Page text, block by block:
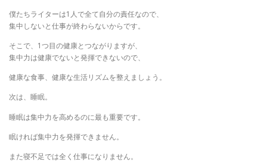
僕たちライターは1人で全て自分の責任なので、
集中しないと仕事が終わらないからです。
そこで、1つ目の健康とつながりますが、
集中力は健康でないと発揮できないので、
健康な食事、健康な生活リズムを整えましょう。
次は、睡眠。
睡眠は集中力を高めるのに最も重要です。
眠ければ集中力を発揮できません。
また寝不足では全く仕事になりません。